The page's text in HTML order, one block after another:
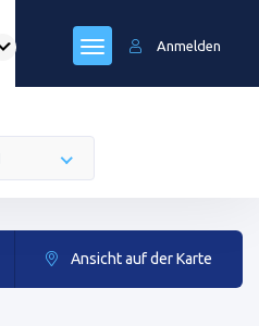
Anmelden
Ansicht auf der Karte